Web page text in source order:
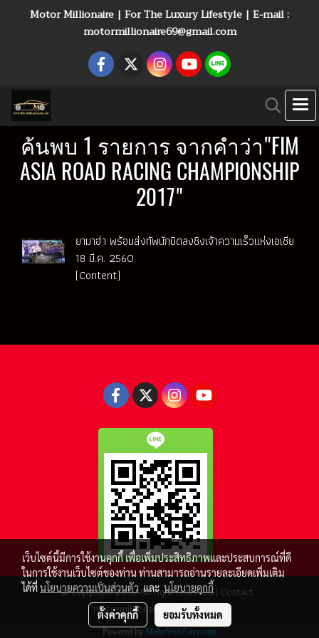
Motor Millionaire | For The Luxury Lifestyle | E-mail :
motormillionaire69@gmail.com
ค้นพบ 1 รายการ จากคำว่า"FIM
ASIA ROAD RACING CHAMPIONSHIP
2017"
ยามาฮ่า พร้อมส่งทัพนักบิดลงชิงเจ้าความเร็วแห่งเอเชีย
18 มี.ค. 2560
(Content)
© Copyright 2016 All right reserved.| Contact :
motormillionaire69@gmail.com
Powered by MakeWebEasy.com
เว็บไซต์นี้มีการใช้งานคุกกี้ เพื่อเพิ่มประสิทธิภาพและประสบการณ์ที่ดี
ในการใช้งานเว็บไซต์ของท่าน ท่านสามารถอ่านรายละเอียดเพิ่มเติม
ได้ที่นโยบายความเป็นส่วนตัว และนโยบายคุกกี้
ตั้งค่าคุกกี้ ยอมรับทั้งหมด